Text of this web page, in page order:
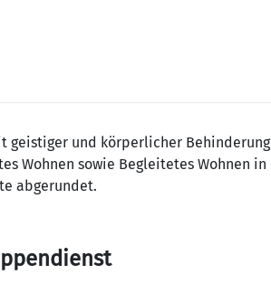
geistiger und körperlicher Behinderung
Wohnen sowie Begleitetes Wohnen in
abgerundet.